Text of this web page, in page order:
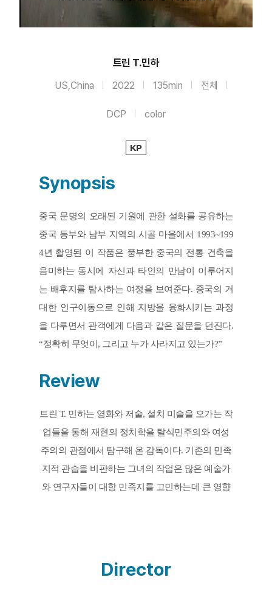
트린 T.민하
US,China 2022 135min 전체
DCP color
KP
Synopsis
중국 문명의 오래된 기원에 관한 설화를 공유하는
중국 동부와 남부 지역의 시골 마을에서 1993~199
4년 촬영된 이 작품은 풍부한 중국의 전통 건축을
음미하는 동시에 자신과 타인의 만남이 이루어지
는 배후지를 탐사하는 여정을 보여준다. 중국의 거
대한 인구이동으로 인해 지방을 융화시키는 과정
을 다루면서 관객에게 다음과 같은 질문을 던진다.
“정확히 무엇이, 그리고 누가 사라지고 있는가?”
Review
트린 T. 민하는 영화와 저술, 설치 미술을 오가는 작
업들을 통해 재현의 정치학을 탈식민주의와 여성
주의의 관점에서 탐구해 온 감독이다. 기존의 민족
지적 관습을 비판하는 그녀의 작업은 많은 예술가
와 연구자들이 대항 민족지를 고민하는데 큰 영향
에 대해 이야기한다. 트린 T. 민하의 말처럼 이 영화
Director